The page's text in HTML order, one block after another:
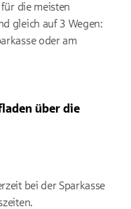
die meisten
gleich auf 3 Wegen:
oder am
über die
bei der Sparkasse